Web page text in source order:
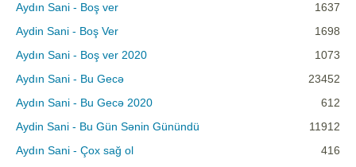
Aydın Sani - Boş ver
1637
Aydin Sani - Boş Ver
1698
Aydın Sani - Boş ver 2020
1073
Aydın Sani - Bu Gecə
23452
Aydın Sani - Bu Gecə 2020
612
Aydin Sani - Bu Gün Sənin Günündü
11912
Aydın Sani - Çox sağ ol
416